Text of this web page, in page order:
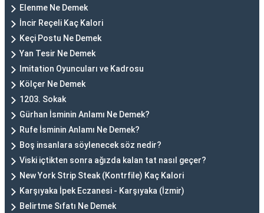
Elenme Ne Demek
İncir Reçeli Kaç Kalori
Keçi Postu Ne Demek
Yan Tesir Ne Demek
Imitation Oyuncuları ve Kadrosu
Kölçer Ne Demek
1203. Sokak
Gürhan İsminin Anlamı Ne Demek?
Rufe İsminin Anlamı Ne Demek?
Boş insanlara söylenecek söz nedir?
Viski içtikten sonra ağızda kalan tat nasıl geçer?
New York Strip Steak (Kontrfile) Kaç Kalori
Karşıyaka İpek Eczanesi - Karşıyaka (İzmir)
Belirtme Sıfatı Ne Demek